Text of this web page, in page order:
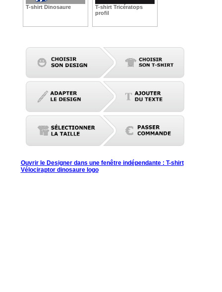
T-shirt Dinosaure
T-shirt Tricératops
profil
Ouvrir le Designer dans une fenêtre indépendante : T-shirt
Vélociraptor dinosaure logo